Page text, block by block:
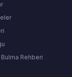
Rehberi